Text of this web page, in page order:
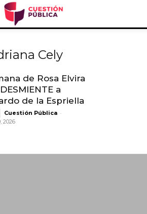
Cely
de Rosa Elvira
a
de la Espriella
Cuestión Pública -
2026